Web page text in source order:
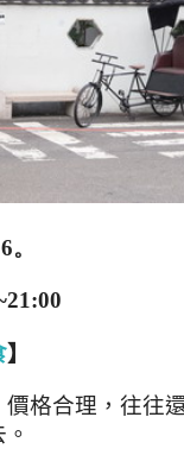
。
】
格合理，往往